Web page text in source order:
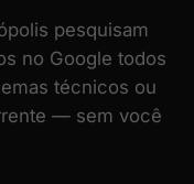
pesquisam
no Google todos
técnicos ou
— sem você